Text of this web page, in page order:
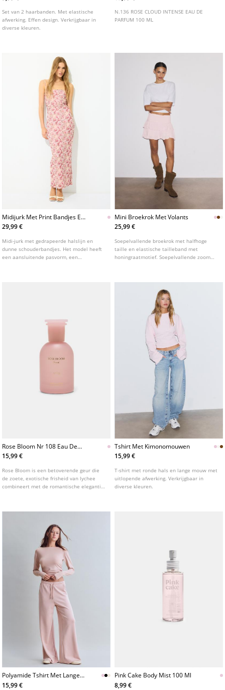
Set van 2 haarbanden. Met elastische
afwerking. Effen design. Verkrijgbaar in
diverse kleuren.
N.136 ROSE CLOUD INTENSE EAU DE
PARFUM 100 ML
Midijurk Met Print Bandjes En
Plooien
29,99 €
Midi-jurk met gedrapeerde halslijn en
dunne schouderbandjes. Het model heeft
een aansluitende pasvorm, een
Mini Broekrok Met Volants
25,99 €
Soepelvallende broekrok met halfhoge
taille en elastische tailleband met
honingraatmotief. Soepelvallende zoom
Rose Bloom Nr 108 Eau De
Parfum 50 Ml
15,99 €
Rose Bloom is een betoverende geur die
de zoete, exotische frisheid van lychee
combineert met de romantische elegantie
wierook voegt mysterie en diepgang toe,
een zachte, sensuele warmte. Het
resultaat is een omhullende en
onvergetelijke geur die een elegant en
tijdloos spoor achterlaat.
Tshirt Met Kimonomouwen
15,99 €
T-shirt met ronde hals en lange mouw met
uitlopende afwerking. Verkrijgbaar in
diverse kleuren.
Polyamide Tshirt Met Lange
Mouwen En Plooitjes
15,99 €
Pink Cake Body Mist 100 Ml
8,99 €